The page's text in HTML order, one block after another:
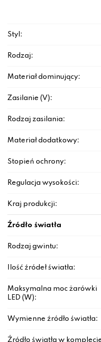
Styl:
Rodzaj:
Materiał dominujący:
Zasilanie (V):
Rodzaj zasilania:
Materiał dodatkowy:
Stopień ochrony:
Regulacja wysokości:
Kraj produkcji:
Źródło światła
Rodzaj gwintu:
Ilość źródeł światła:
Maksymalna moc żarówki
LED (W):
Wymienne źródło światła:
Źródło światła w